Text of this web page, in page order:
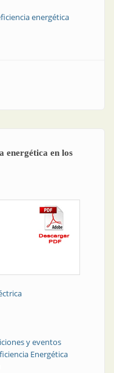
energética
de energía y eficiencia
energética en los
y eventos
Energética